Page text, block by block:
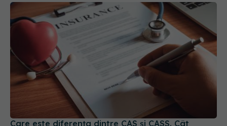
Care este diferența dintre CAS și CASS. Cât
trebuie să plătească românii pentru sănătate și
pensie